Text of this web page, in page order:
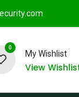
0
My Wishlist
View